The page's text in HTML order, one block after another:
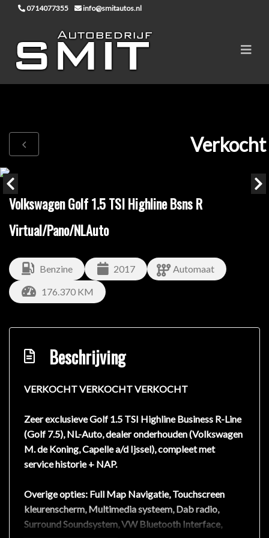
0714077355 info@smitautos.nl
Verkocht
Volkswagen Golf 1.5 TSI Highline Bsns R
Virtual/Pano/NLAuto
Benzine 2017
Automaat
176.370 KM
Beschrijving
VERKOCHT VERKOCHT VERKOCHT
Zeer exclusieve Golf 1.5 TSI Highline Business R-Line
(Golf 7.5), NL-Auto, dealer onderhouden (Volkswagen
M. de Koning, Capelle a/d Ijssel), compleet met
service historie + NAP.
Overige opties: Full Map Navigatie, Touchscreen
kleurenscherm, Multimedia systeem, Dab radio,
Surround Soundsystem, VW Bluetooth Interface,